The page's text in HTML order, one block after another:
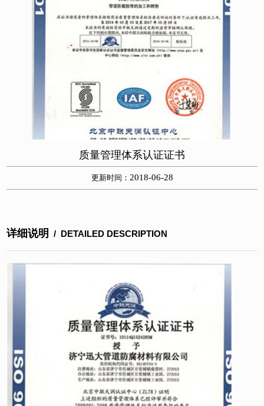
质量管理体系认证证书
更新时间： 2018-06-28
详细说明 / DETAILED DESCRIPTION